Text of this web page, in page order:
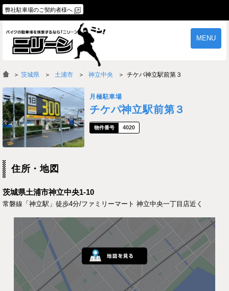
弊社駐車場のご契約者様へ
MENU
物件一覧 ご契約の流れ
よくあるご質問
＞ 茨城県 土浦市 神立中央 チケパ神立駅前第３
月極駐車場
チケパ神立駅前第３
4020
住所・地図
茨城県土浦市神立中央1-10
常磐線「神立駅」徒歩4分/ファミリーマート 神立中央一丁目店近く